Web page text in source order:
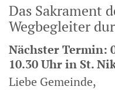
Das Sakrament
Wegbegleiter
Nächster Termin:
10.30 Uhr in St.
Liebe Gemeinde,